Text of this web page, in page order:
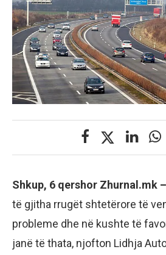
Shkup, 6 qershor Zhurnal.mk –
të gjitha rrugët shtetërore të
probleme dhe në kushte të
janë të thata, njofton Lidhja